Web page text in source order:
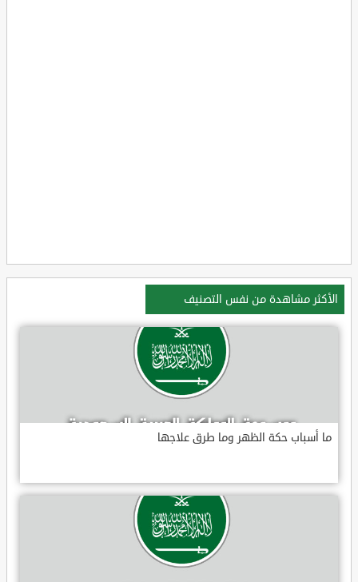
الأكثر مشاهدة من نفس التصنيف
ما أسباب حكة الظهر وما طرق علاجها